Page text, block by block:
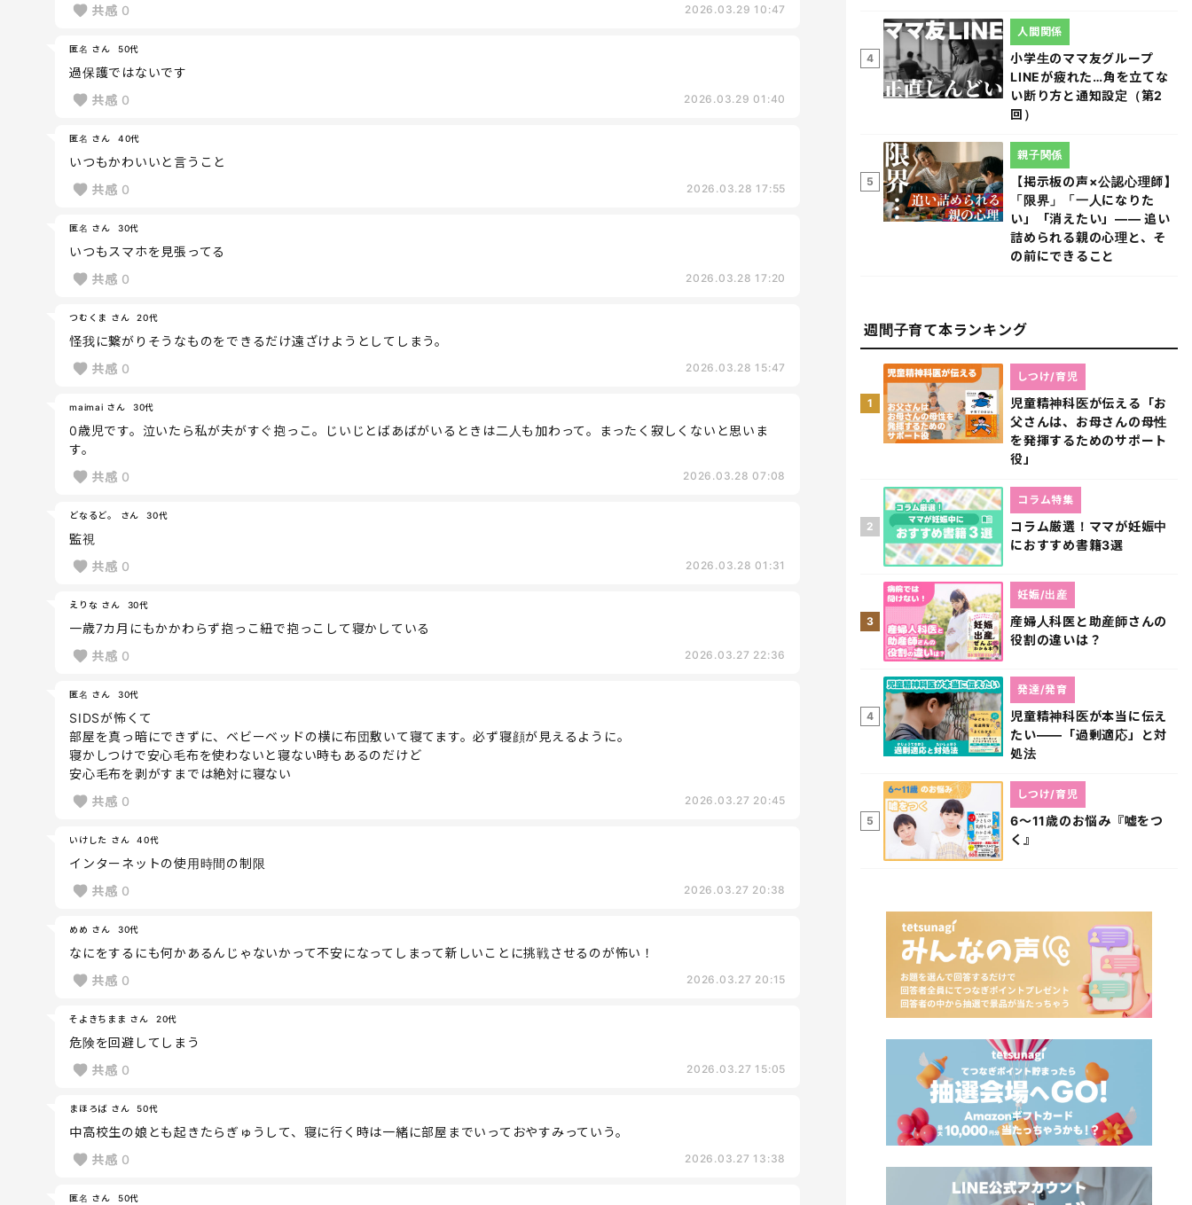
共感 0 2026.03.29 10:47
匿名 さん 50代
過保護ではないです
共感 0 2026.03.29 01:40
匿名 さん 40代
いつもかわいいと言うこと
共感 0 2026.03.28 17:55
匿名 さん 30代
いつもスマホを見張ってる
共感 0 2026.03.28 17:20
つむくま さん 20代
怪我に繋がりそうなものをできるだけ遠ざけようとしてしまう。
共感 0 2026.03.28 15:47
maimai さん 30代
0歳児です。泣いたら私が夫がすぐ抱っこ。じいじとばあばがいるときは二人も加わって。まったく寂しくないと思いま
す。
共感 0 2026.03.28 07:08
どなるど。 さん 30代
監視
共感 0 2026.03.28 01:31
えりな さん 30代
一歳7カ月にもかかわらず抱っこ紐で抱っこして寝かしている
共感 0 2026.03.27 22:36
匿名 さん 30代
SIDSが怖くて
部屋を真っ暗にできずに、ベビーベッドの横に布団敷いて寝てます。必ず寝顔が見えるように。
寝かしつけで安心毛布を使わないと寝ない時もあるのだけど
安心毛布を剥がすまでは絶対に寝ない
共感 0 2026.03.27 20:45
いけした さん 40代
インターネットの使用時間の制限
共感 0 2026.03.27 20:38
めめ さん 30代
なにをするにも何かあるんじゃないかって不安になってしまって新しいことに挑戦させるのが怖い！
共感 0 2026.03.27 20:15
そよきちまま さん 20代
危険を回避してしまう
共感 0 2026.03.27 15:05
まほろば さん 50代
中高校生の娘とも起きたらぎゅうして、寝に行く時は一緒に部屋までいっておやすみっていう。
共感 0 2026.03.27 13:38
匿名 さん 50代
4
小学生のママ友グループ
LINEが疲れた…角を立てな
い断り方と通知設定（第2
回）
人間関係
5
【掲示板の声×公認心理師】
「限界」「一人になりた
い」「消えたい」―― 追い
詰められる親の心理と、そ
の前にできること
親子関係
週間子育て本ランキング
1
児童精神科医が伝える「お
父さんは、お母さんの母性
を発揮するためのサポート
役」
しつけ/育児
2
コラム厳選！ママが妊娠中
におすすめ書籍3選
コラム特集
3
産婦人科医と助産師さんの
役割の違いは？
妊娠/出産
4
児童精神科医が本当に伝え
たい――「過剰適応」と対
処法
発達/発育
5
6～11歳のお悩み『嘘をつ
く』
しつけ/育児